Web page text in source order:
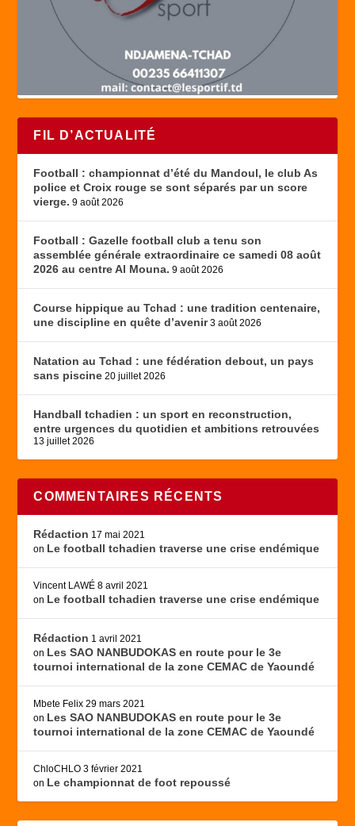
FIL D’ACTUALITÉ
Football : championnat d’été du Mandoul, le club As
police et Croix rouge se sont séparés par un score
vierge. 9 août 2026
Football : Gazelle football club a tenu son
assemblée générale extraordinaire ce samedi 08 août
2026 au centre Al Mouna. 9 août 2026
Course hippique au Tchad : une tradition centenaire,
une discipline en quête d’avenir 3 août 2026
Natation au Tchad : une fédération debout, un pays
sans piscine 20 juillet 2026
Handball tchadien : un sport en reconstruction,
entre urgences du quotidien et ambitions retrouvées
13 juillet 2026
COMMENTAIRES RÉCENTS
Rédaction 17 mai 2021
on Le football tchadien traverse une crise endémique
Vincent LAWÉ 8 avril 2021
on Le football tchadien traverse une crise endémique
Rédaction 1 avril 2021
on Les SAO NANBUDOKAS en route pour le 3e
tournoi international de la zone CEMAC de Yaoundé
Mbete Felix 29 mars 2021
on Les SAO NANBUDOKAS en route pour le 3e
tournoi international de la zone CEMAC de Yaoundé
ChloCHLO 3 février 2021
on Le championnat de foot repoussé